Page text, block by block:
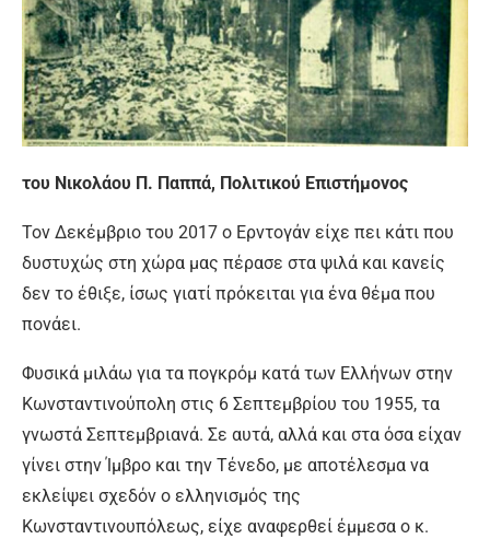
του Νικολάου Π. Παππά, Πολιτικού Επιστήμονος
Τον Δεκέμβριο του 2017 ο Ερντογάν είχε πει κάτι που
δυστυχώς στη χώρα μας πέρασε στα ψιλά και κανείς
δεν το έθιξε, ίσως γιατί πρόκειται για ένα θέμα που
πονάει.
Φυσικά μιλάω για τα πογκρόμ κατά των Ελλήνων στην
Κωνσταντινούπολη στις 6 Σεπτεμβρίου του 1955, τα
γνωστά Σεπτεμβριανά. Σε αυτά, αλλά και στα όσα είχαν
γίνει στην Ίμβρο και την Τένεδο, με αποτέλεσμα να
εκλείψει σχεδόν ο ελληνισμός της
Κωνσταντινουπόλεως, είχε αναφερθεί έμμεσα ο κ.